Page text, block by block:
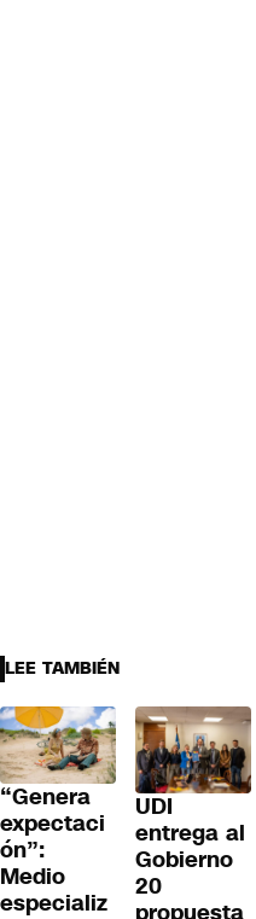
LEE TAMBIÉN
“Genera
expectaci
ón”:
Medio
especializ
UDI
entrega al
Gobierno
20